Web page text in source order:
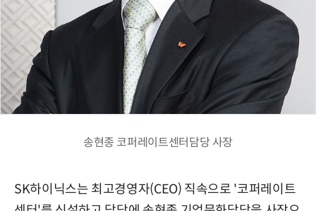
송현종 코퍼레이트센터담당 사장
SK하이닉스는 최고경영자(CEO) 직속으로 '코퍼레이트